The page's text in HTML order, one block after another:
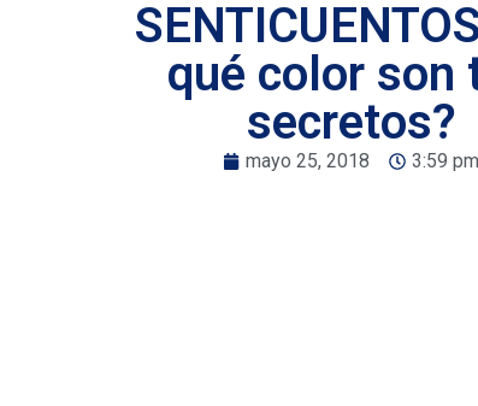
qué color son
secretos?
mayo 25, 2018 3:59 pm